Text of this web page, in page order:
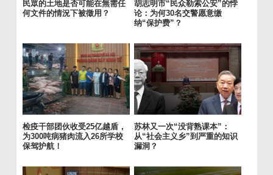
民眾的土地是否可能在無需任
何文件的情況下被徵用？
胡志明市“民众勒索公安”的悖
论：为何30名交警愿意缴
纳“保护费”？
检疫干部团伙收受25亿越盾，
为300吨病猪肉流入26所学校
保驾护航！
苏林又一次“没背熟课本”：
从“社会主义乡”到严重的知识
漏洞？